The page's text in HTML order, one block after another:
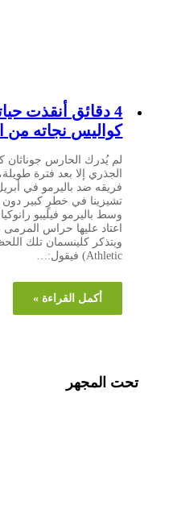
4 دقائق أنقذت حياته..
كواليس نجاته من الشلل
لم يُدرك الحارس جوناثان
الجذري إلا بعد فترة طويلة، فقبل
فريقه ضد باليرمو في أبريل/
تشيزينا في خطرٍ كبير دون أن
وسط باليرمو فيليبو رانوكيا، وظن
اعتاد عليها حراس المرمى رغم
أكمل القراءة »
المجهر